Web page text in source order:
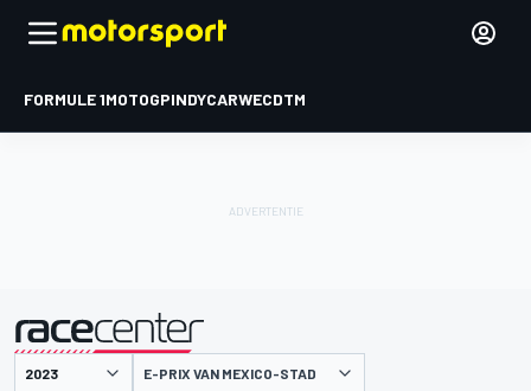
FORMULE 1MOTOGPINDYCARWECDTM
gepresenteerd door E-PRIX VAN MEXICO-STAD